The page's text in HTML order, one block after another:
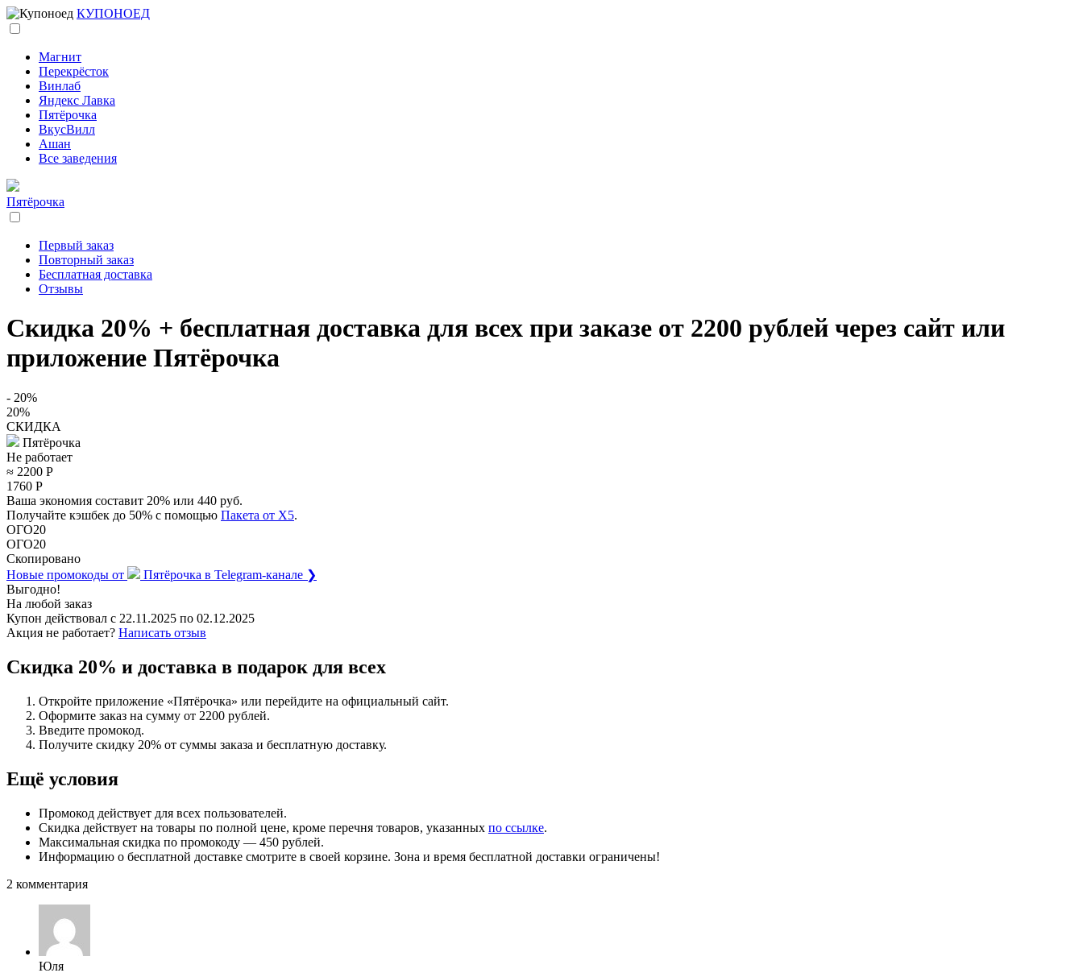
КУПОНОЕД
Магнит
Перекрёсток
Винлаб
Яндекс Лавка
Пятёрочка
ВкусВилл
Ашан
Все заведения
Пятёрочка
Первый заказ
Повторный заказ
Бесплатная доставка
Отзывы
Скидка 20% + бесплатная доставка для всех при заказе от 2200 рублей через сайт или
приложение Пятёрочка
- 20%
20%
СКИДКА
Пятёрочка
Не работает
≈ 2200 Р
1760 Р
Ваша экономия составит 20% или 440 руб.
Получайте кэшбек до 50% с помощью Пакета от X5.
ОГО20
ОГО20
Скопировано
Новые промокоды от
Пятёрочка в Telegram-канале ❯
Выгодно!
На любой заказ
Купон действовал с 22.11.2025 по 02.12.2025
Акция не работает? Написать отзыв
Скидка 20% и доставка в подарок для всех
Откройте приложение «Пятёрочка» или перейдите на официальный сайт.
Оформите заказ на сумму от 2200 рублей.
Введите промокод.
Получите скидку 20% от суммы заказа и бесплатную доставку.
Ещё условия
Промокод действует для всех пользователей.
Скидка действует на товары по полной цене, кроме перечня товаров, указанных по ссылке.
Максимальная скидка по промокоду — 450 рублей.
Информацию о бесплатной доставке смотрите в своей корзине. Зона и время бесплатной доставки ограничены!
2 комментария
Юля